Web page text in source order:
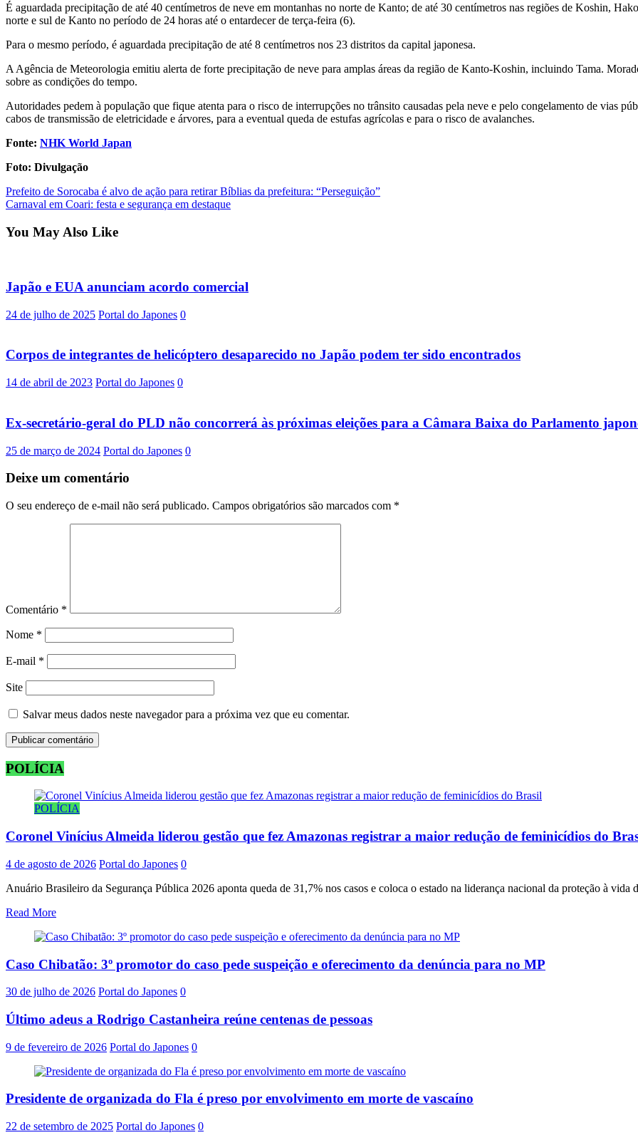
É aguardada precipitação de até 40 centímetros de neve em montanhas no norte de Kanto; de até 30 centímetros nas regiões de Koshin,
norte e sul de Kanto no período de 24 horas até o entardecer de terça-feira (6).
Para o mesmo período, é aguardada precipitação de até 8 centímetros nos 23 distritos da capital japonesa.
A Agência de Meteorologia emitiu alerta de forte precipitação de neve para amplas áreas da região de Kanto-Koshin, incluindo Tama.
sobre as condições do tempo.
Autoridades pedem à população que fique atenta para o risco de interrupções no trânsito causadas pela neve e pelo congelamento de vias
cabos de transmissão de eletricidade e árvores, para a eventual queda de estufas agrícolas e para o risco de avalanches.
Fonte: NHK World Japan
Foto: Divulgação
Post
navigation
Prefeito de Sorocaba é alvo de ação para retirar Bíblias da prefeitura: “Perseguição”
Carnaval em Coari: festa e segurança em destaque
You May Also Like
Japão e EUA anunciam acordo comercial
24 de julho de 2025 Portal do Japones 0
Corpos de integrantes de helicóptero desaparecido no Japão podem ter sido encontrados
14 de abril de 2023 Portal do Japones 0
Ex-secretário-geral do PLD não concorrerá às próximas eleições para a Câmara Baixa do Parlamento
25 de março de 2024 Portal do Japones 0
Deixe um comentário
O seu endereço de e-mail não será publicado. Campos obrigatórios são marcados com *
Comentário *
Nome *
E-mail *
Site
Salvar meus dados neste navegador para a próxima vez que eu comentar.
POLÍCIA
POLÍCIA
Coronel Vinícius Almeida liderou gestão que fez Amazonas registrar a maior redução de feminicídios do
4 de agosto de 2026 Portal do Japones 0
Anuário Brasileiro da Segurança Pública 2026 aponta queda de 31,7% nos casos e coloca o estado na liderança nacional da proteção à vida
Read More
Caso Chibatão: 3º promotor do caso pede suspeição e oferecimento da denúncia para no MP
30 de julho de 2026 Portal do Japones 0
Último adeus a Rodrigo Castanheira reúne centenas de pessoas
9 de fevereiro de 2026 Portal do Japones 0
Presidente de organizada do Fla é preso por envolvimento em morte de vascaíno
22 de setembro de 2025 Portal do Japones 0